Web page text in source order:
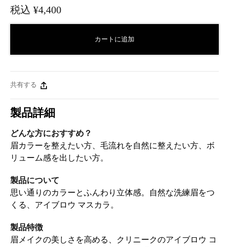
カートに追加
税込 ¥4,400
共有する
製品詳細
どんな方におすすめ？
眉カラーを整えたい方、毛流れを自然に整えたい方、ボ
リューム感を出したい方。
製品について
思い通りのカラーとふんわり立体感。自然な洗練眉をつ
くる、アイブロウ マスカラ。
製品特徴
眉メイクの美しさを高める、クリニークのアイブロウ コ